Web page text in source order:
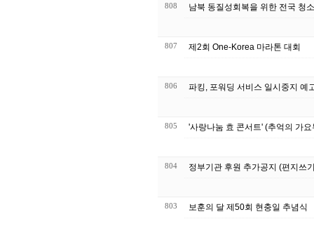
808 남북 동질성회복을 위한 전국 청
807 제2회 One-Korea 마라톤 대회
806 파킹, 포워딩 서비스 일시중지 예
805 '사랑나눔 효 콘서트' (추억의 가요
804 정부기관 후원 추가공지 (편지쓰
803 보훈의 달 제50회 현충일 추념식